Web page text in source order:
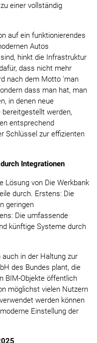
einer vollständig
auf ein funktionierendes
Autos
hinkt die Infrastruktur
dass nicht mehr
nach dem Motto 'man
dass man hat, man
in denen neue
werden,
entsprechend
Schlüssel zur effizienten
Integrationen
Lösung von Die Werkbank
durch. Erstens: Die
geringen
Die umfassende
künftige Systeme durch
in der Haltung zur
des Bundes plant, die
BIM-Objekte öffentlich
möglichst vielen Nutzern
werden können
Einstellung der